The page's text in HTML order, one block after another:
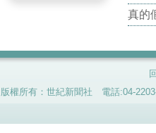
真的
版權所有：世紀新聞社 電話:04-